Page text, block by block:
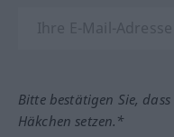
Bitte bestätigen Sie,
Häkchen setzen.*